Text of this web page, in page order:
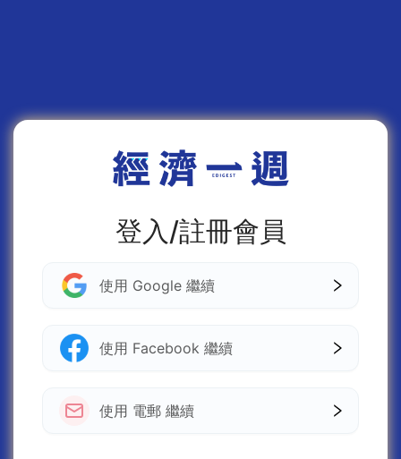
登入/註冊會員
使用 Google 繼續
使用 Facebook 繼續
使用 電郵 繼續